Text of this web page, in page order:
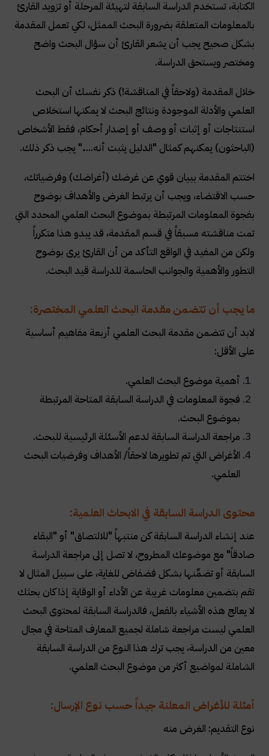
الكتابة، تستخدم الدراسة السابقة لتهيئة المرحلة أو تزويد القارئ
بالمعلومات المتعلقة بضرورة البحث الممثل، لكي تعمل المقدمة
بشكل صحيح يجب أن يشعر القارئ أن سؤال البحث واضح
ومختصر ويستحق الدراسة.
خلال المقدمة (ولاحقاً في المناقشة!) ذكر نفسك أن البحث
العلمي والأدلة الموجودة ونتائج البحث لا يمكنها استخلاص
استنتاجات أو إثبات أو وصف أو إصدار أحكام، فقط الأشخاص
(الباحثون) يمكنهم كمثال "الدليل يثبت أنه....." يجب ذكر ذلك.
اختتم المقدمة ببيان قوي عن غرضك (أغراضك) وفرضياتك،
حسب الاقتضاء، ويجب أن يرتبط الغرض والأهداف بوضوح
بفجوة المعلومات المرتبطة بموضوع البحث العلمي المحدد التي
تمت مناقشته مسبقاً في قسم المقدمة، قد يبدو هذا متكرراً
ولكن من المفيد في الواقع التأكد من أن القارئ يرى بوضوح
التطور والأهمية والجوانب الحاسمة للدراسة قيد البحث.
ما يجب أن تتضمن مقدمة البحث العلمي المختصرة:
لابد أن تتضمن مقدمة البحث العلمي أربعة مفاهيم أساسية
على الأقل:
أهمية موضوع البحث العلمي.
فجوة المعلومات في الدراسة السابقة المتاحة المرتبطة
بموضوع البحث.
مراجعة الدراسة السابقة لدعم الأسئلة الرئيسية للبحث.
الأغراض التي تم تطويرها لاحقاً/ الأهداف وفرضيات البحث
العلمي.
محتوى الدراسة السابقة في الابحاث العلمية:
عند إنشاء الدراسة السابقة كن منتبهاً "للالتصاق" أو "البقاء
صادقاً" مع موضوعك المطروح، لا تصل إلى مراجعة الدراسة
السابقة أو تضمِّنها بشكل فضفاض للغاية، على سبيل المثال لا
تقم بتضمين معلومات غريبة عن الأداء أو الوقاية إذا كان بحثك
لا يعالج هذه الأشياء بالفعل، فالدراسة السابقة لمحتوى البحث
العلمي ليست مراجعة شاملة لجميع المعارف المتاحة في مجال
معين من الدراسة، يجب ترك هذا النوع من الدراسة السابقة
الشاملة لمواضيع أكثر من موضوع البحث العلمي.
أمثلة للأغراض المعلنة جيداً حسب نوع الإرسال:
نوع التقديم: الغرض منه